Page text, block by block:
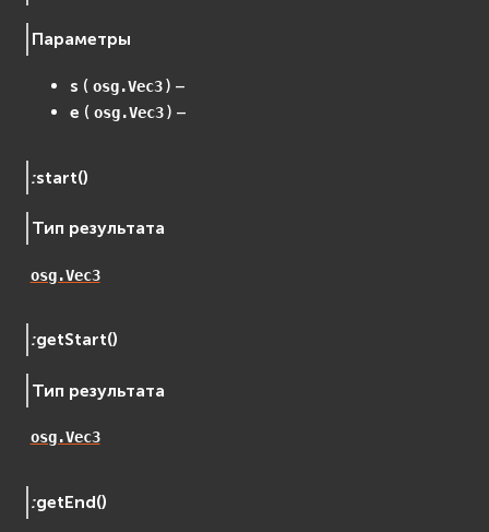
Параметры
s ( osg.Vec3 ) –
e ( osg.Vec3 ) –
:start()
Тип результата
osg.Vec3
:getStart()
Тип результата
osg.Vec3
:getEnd()